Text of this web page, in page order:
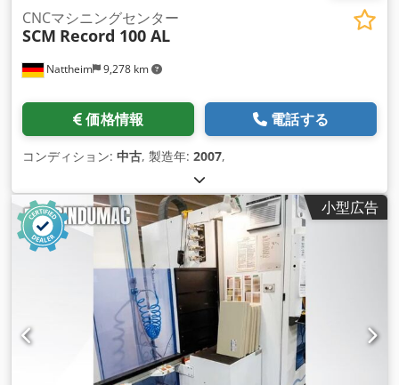
Nattheim 9,278 km
CNCマシニングセンター
SCM Record 100 AL
価格情報 電話する
コンディション: 中古, 製造年: 2007,
小型広告